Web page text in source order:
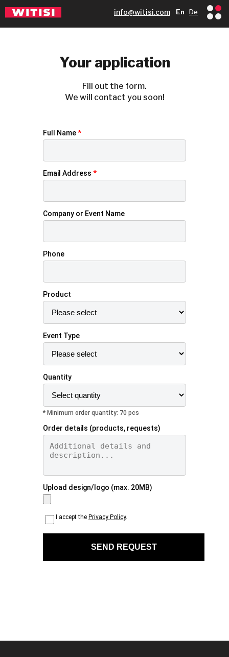
De
En
info@witisi.com
Full Name*
Email Address *
Company or Event Name
Phone
Product
Event Type
Quantity
* Minimum order quantity: 70 pcs
Order details (products, requests)
Upload design/logo (max. 20MB)
I accept the Privacy Policy.
Your application
Fill out the form.
We will contact you soon!
info@witisi.com